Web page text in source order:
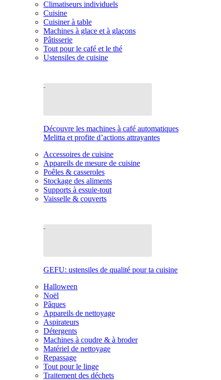
Climatiseurs individuels
Cuisine
Cuisiner à table
Machines à glace et à glaçons
Pâtisserie
Tout pour le café et le thé
Ustensiles de cuisine
Découvre les machines à café automatiques
Melitta et profite d’actions attrayantes
Accessoires de cuisine
Appareils de mesure de cuisine
Poêles & casseroles
Stockage des aliments
Supports à essuie-tout
Vaisselle & couverts
GEFU: ustensiles de qualité pour ta cuisine
Halloween
Noël
Pâques
Appareils de nettoyage
Aspirateurs
Détergents
Machines à coudre & à broder
Matériel de nettoyage
Repassage
Tout pour le linge
Traitement des déchets